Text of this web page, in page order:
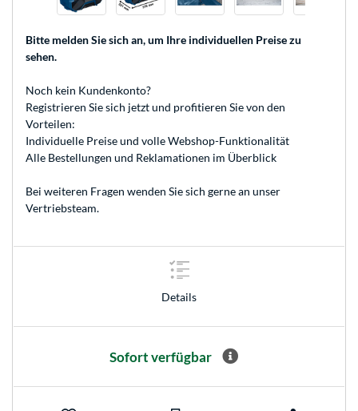
Bitte melden Sie sich an, um Ihre individuellen Preise zu
sehen.
Noch kein Kundenkonto?
Registrieren Sie sich jetzt und profitieren Sie von den
Vorteilen:
Individuelle Preise und volle Webshop-Funktionalität
Alle Bestellungen und Reklamationen im Überblick
Bei weiteren Fragen wenden Sie sich gerne an unser
Vertriebsteam.
Details
Sofort verfügbar